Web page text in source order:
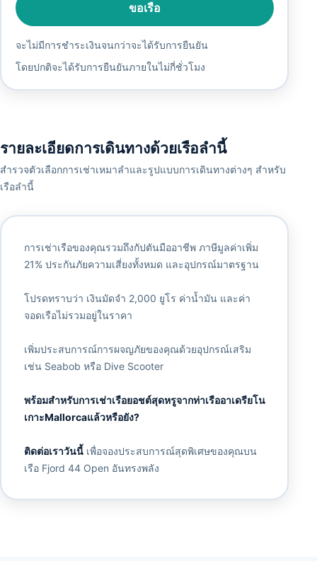
ขอเรือ
จะไม่มีการชำระเงินจนกว่าจะได้รับการยืนยัน
โดยปกติจะได้รับการยืนยันภายในไม่กี่ชั่วโมง
รายละเอียดการเดินทางด้วยเรือลำนี้
สำรวจตัวเลือกการเช่าเหมาลำและรูปแบบการเดินทางต่างๆ สำหรับ
เรือลำนี้
การเช่าเรือของคุณรวมถึงกัปตันมืออาชีพ ภาษีมูลค่าเพิ่ม
21% ประกันภัยความเสี่ยงทั้งหมด และอุปกรณ์มาตรฐาน
โปรดทราบว่า เงินมัดจำ 2,000 ยูโร ค่าน้ำมัน และค่า
จอดเรือไม่รวมอยู่ในราคา
เพิ่มประสบการณ์การผจญภัยของคุณด้วยอุปกรณ์เสริม
เช่น Seabob หรือ Dive Scooter
พร้อมสำหรับการเช่าเรือยอชต์สุดหรูจากท่าเรืออาเดรียโน
เกาะMallorcaแล้วหรือยัง?
ติดต่อเราวันนี้เพื่อจองประสบการณ์สุดพิเศษของคุณบน
เรือ Fjord 44 Open อันทรงพลัง